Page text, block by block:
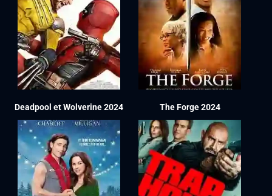
Deadpool et Wolverine 2024 The Forge 2024